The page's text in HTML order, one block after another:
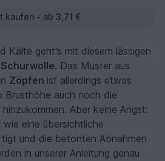
kaufen - ab 3,71 €
Kälte geht's mit diesem lässigen
Schurwolle. Das Muster aus
Zöpfen ist allerdings etwas
Brusthöhe auch noch die
hinzukommen. Aber keine Angst:
eine übersichtliche
und die betonten Abnahmen
in unserer Anleitung genau